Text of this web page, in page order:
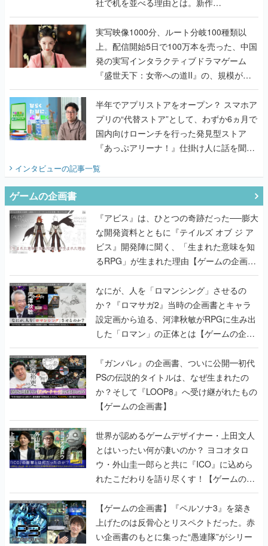
『TATSUJIN EXTREME』で初タッグを組
んだレジェンド2人に訊く開発秘話
実写映像1000分、ルート分岐100種類以
上。配信開始5日で100万本を売った、中国
発の実写インタラクティブドラマゲーム
『盛世天下：女帝への道II』の、規模が違
うこだわりをプロデューサーに聞いた
半年でアプリストアをオープン？ スマホア
プリの“代替ストア”として、わずか6ヵ月で
国内向けローンチを行った発見型ストア
『あっぷアリーナ！』仕掛け人に話を聞い
インタビューの記事一覧
ゲームの企画書
『アビス』は、ひとつの奇跡だった──膨大
な開発資料とともに『テイルズ オブ ジ ア
ビス』開発陣に聞く、「生まれた意味を知
るRPG」が生まれた理由【ゲームの企画
書】
なにが、人を「ロマンシング」させるの
か？『ロマサガ2』当時の企画書とキャラ
設定画から迫る、河津秋敏がRPGに生み出
した「ロマン」の正体とは【ゲームの企画
書】
『ガンパレ』の企画書、ついに公開━初代
PSの伝説的タイトルは、なぜ生まれたの
か？そして『LOOP8』へ受け継がれたもの
【ゲームの企画書】
世界が認めるゲームデザイナー・上田文人
とはいったい何が凄いのか？ ヨコオタロ
ウ・外山圭一郎らと共に『ICO』に込めら
れたこだわりを語り尽くす！【ゲームの企
画書】
【ゲームの企画書】『ペルソナ3』を築き
上げたのは反骨心とリスペクトだった。赤
い企画書のもとに集った“愚連隊”がシリー